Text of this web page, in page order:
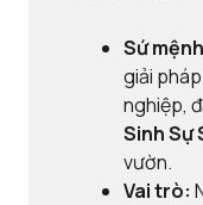
Sứ
giải
nghiệp,
Sinh Sự
vườn.
Vai trò: